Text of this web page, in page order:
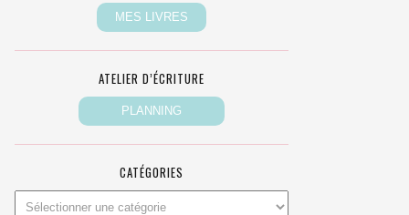
ATELIER D’ÉCRITURE
CATÉGORIES